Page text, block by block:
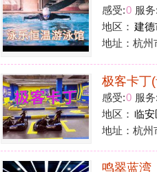
地址：杭州市富阳
文豪武杰俱乐部
感受: 服务: 环境:
地区：余杭区
地址：杭州市余杭区
奥赛卡丁车
感受: 0 服务: 0 环境:
地区：萧山区